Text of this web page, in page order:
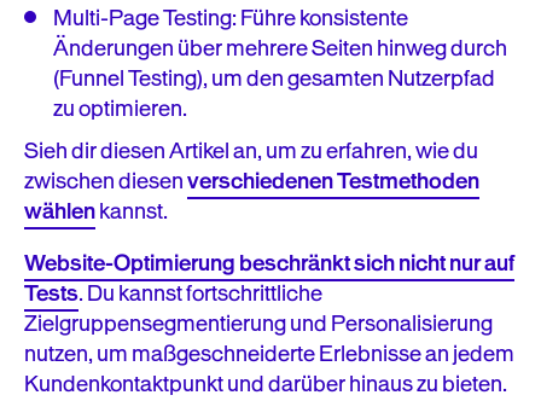
Multi-Page Testing: Führe konsistente
Änderungen über mehrere Seiten hinweg durch
(Funnel Testing), um den gesamten Nutzerpfad
zu optimieren.
Sieh dir diesen Artikel an, um zu erfahren, wie du
zwischen diesenverschiedenen Testmethoden
wählenkannst.
Website-Optimierung beschränkt sich nicht nur auf
Tests. Du kannst fortschrittliche
Zielgruppensegmentierung und Personalisierung
nutzen, um maßgeschneiderte Erlebnisse an jedem
Kundenkontaktpunkt und darüber hinaus zu bieten.